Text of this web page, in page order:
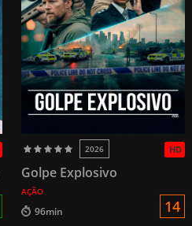
HD
2026
Golpe Explosivo
AÇÃO
96min 14